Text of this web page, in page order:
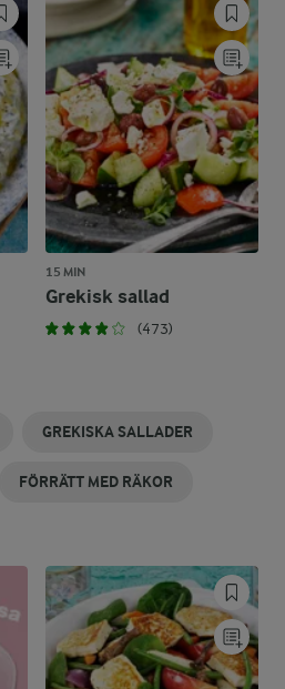
15 MIN
Grekisk sallad
(473)
GREKISKA SALLADER
FÖRRÄTT MED RÄKOR